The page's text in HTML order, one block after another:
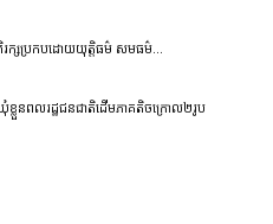
ភិរក្សប្រកប​ដោយ​​យុត្តិធម៌ សមធម៌…
លួនពលរដ្ឋជនជាតិដើមភាគតិចក្រោល២រូប